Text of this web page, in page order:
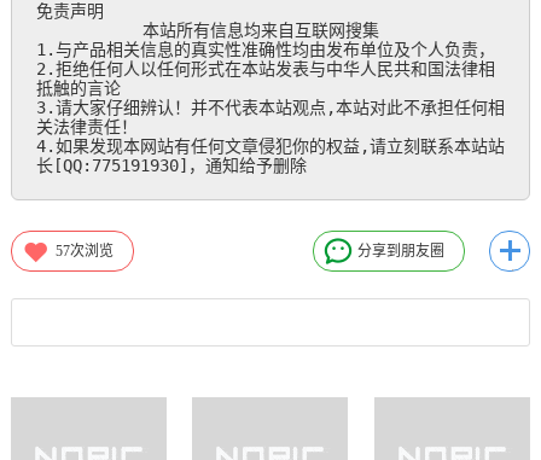
免责声明
本站所有信息均来自互联网搜集
1.与产品相关信息的真实性准确性均由发布单位及个人负责，
2.拒绝任何人以任何形式在本站发表与中华人民共和国法律相
抵触的言论
3.请大家仔细辨认！并不代表本站观点,本站对此不承担任何相
关法律责任！
4.如果发现本网站有任何文章侵犯你的权益,请立刻联系本站站
长[QQ:775191930]，通知给予删除
57次浏览 分享到朋友圈